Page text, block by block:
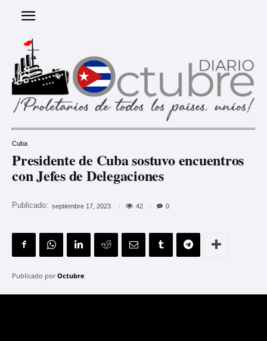
Cuba
Presidente de Cuba sostuvo encuentros
con Jefes de Delegaciones
Publicado: septiembre 17, 2023 42 0
Publicado por Octubre